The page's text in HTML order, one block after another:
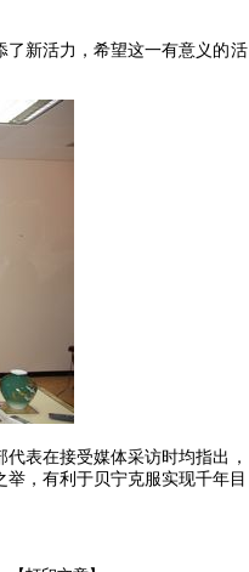
了新活力，希望这一有意义的活
表在接受媒体采访时均指出，
，有利于贝宁克服实现千年目